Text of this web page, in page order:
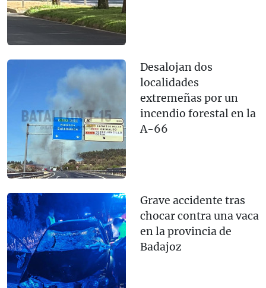
Desalojan dos
localidades
extremeñas por un
incendio forestal en la
A-66
Grave accidente tras
chocar contra una vaca
en la provincia de
Badajoz